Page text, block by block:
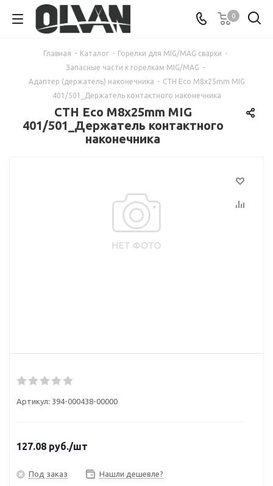
0
Главная - Каталог - Горелки для MIG/MAG сварки -
Запасные части к горелкам MIG/MAG -
Адаптер (держатель) наконечника - CTH Eco M8x25mm MIG
401/501_Держатель контактного наконечника
CTH Eco M8x25mm MIG
401/501_Держатель контактного
наконечника
Артикул: 394-000438-00000
127.08 руб./шт
Под заказ Нашли дешевле?